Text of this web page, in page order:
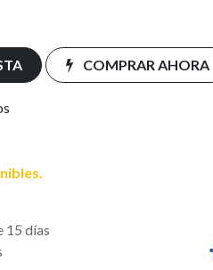
COMPRAR AHORA
15 días